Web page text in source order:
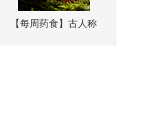
【每周药食】古人称